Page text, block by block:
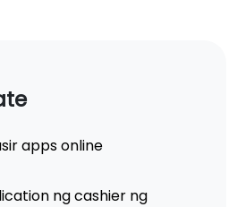
apps online
ng cashier ng